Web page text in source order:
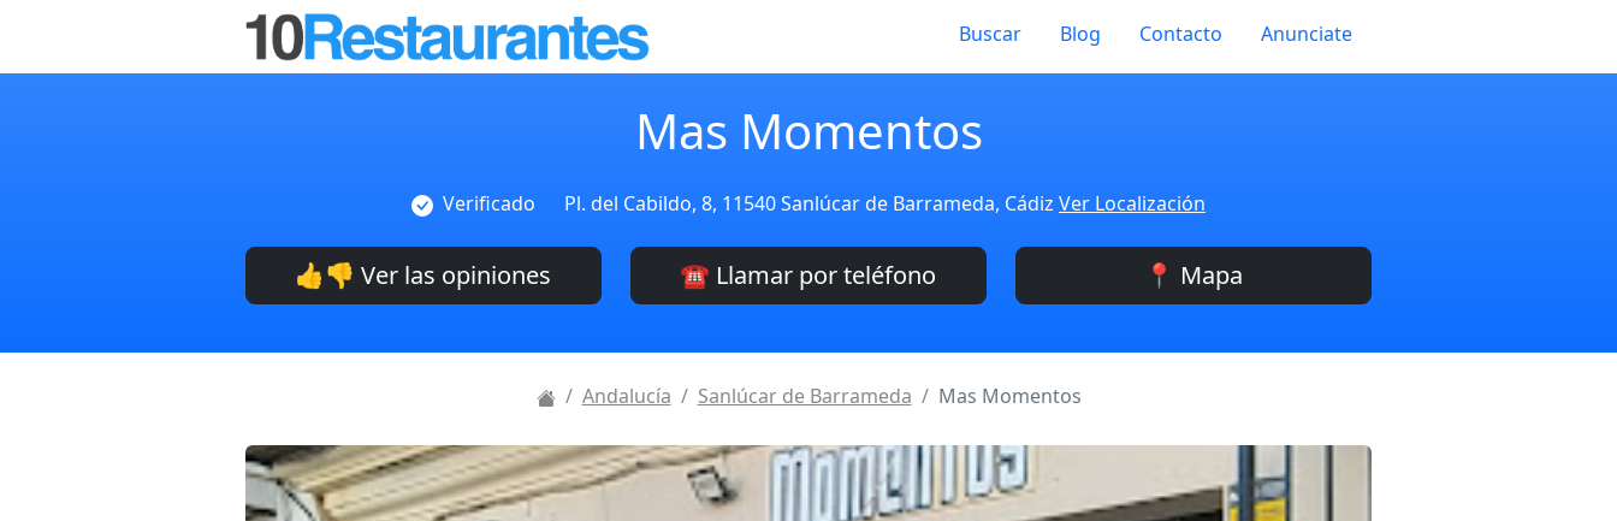
Buscar Blog Contacto Anunciate
Mas Momentos
Verificado Pl. del Cabildo, 8, 11540 Sanlúcar de Barrameda, Cádiz Ver Localización
👍👎 Ver las opiniones ☎️ Llamar por teléfono 📍 Mapa
Andalucía Sanlúcar de Barrameda Mas Momentos